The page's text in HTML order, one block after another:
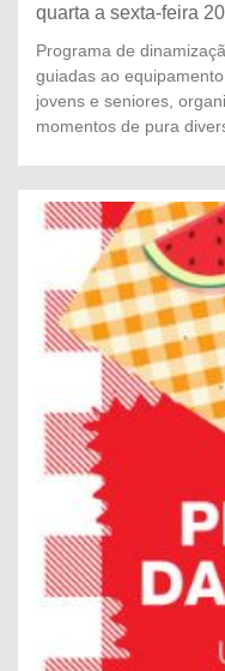
quarta a sexta-feira
Programa de
guiadas ao
jovens e seniores,
momentos de pura